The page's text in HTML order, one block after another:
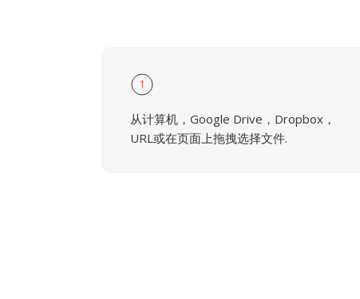
1
从计算机，Google Drive，Dropbox，
URL或在页面上拖拽选择文件.